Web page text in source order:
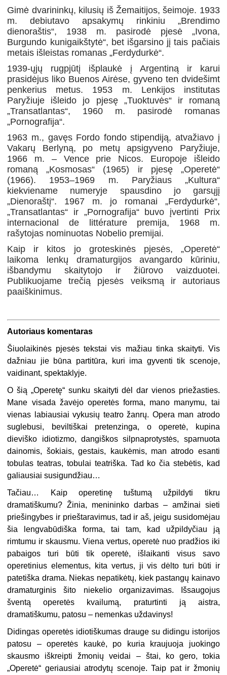
Gimė dvarininkų, kilusių iš Žemaitijos, šeimoje. 1933
m. debiutavo apsakymų rinkiniu „Brendimo
dienoraštis“, 1938 m. pasirodė pjesė „Ivona,
Burgundo kunigaikštytė“, bet išgarsino jį tais pačiais
metais išleistas romanas „Ferdydurkė“.
1939‑ųjų rugpjūtį išplaukė į Argentiną ir karui
prasidėjus liko Buenos Airėse, gyveno ten dvidešimt
penkerius metus. 1953 m. Lenkijos institutas
Paryžiuje išleido jo pjesę „Tuoktuvės“ ir romaną
„Transatlantas“, 1960 m. pasirodė romanas
„Pornografija“.
1963 m., gavęs Fordo fondo stipendiją, atvažiavo į
Vakarų Berlyną, po metų apsigyveno Paryžiuje,
1966 m. – Vence prie Nicos. Europoje išleido
romaną „Kosmosas“ (1965) ir pjesę „Operetė“
(1966). 1953–1969 m. Paryžiaus „Kultura“
kiekviename numeryje spausdino jo garsųjį
„Dienoraštį“. 1967 m. jo romanai „Ferdydurkė“,
„Transatlantas“ ir „Pornografija“ buvo įvertinti Prix
internacional de littérature premija, 1968 m.
rašytojas nominuotas Nobelio premijai.
Kaip ir kitos jo groteskinės pjesės, „Operetė“
laikoma lenkų dramaturgijos avangardo kūriniu,
išbandymu skaitytojo ir žiūrovo vaizduotei.
Publikuojame trečią pjesės veiksmą ir autoriaus
paaiškinimus.
Autoriaus komentaras
Šiuolaikinės pjesės tekstai vis mažiau tinka skaityti. Vis
dažniau jie būna partitūra, kuri ima gyventi tik scenoje,
vaidinant, spektaklyje.
O šią „Operetę“ sunku skaityti dėl dar vienos priežasties.
Mane visada žavėjo operetės forma, mano manymu, tai
vienas labiausiai vykusių teatro žanrų. Opera man atrodo
suglebusi, beviltiškai pretenzinga, o operetė, kupina
dieviško idiotizmo, dangiškos silpnaprotystės, sparnuota
dainomis, šokiais, gestais, kaukėmis, man atrodo esanti
tobulas teatras, tobulai teatriška. Tad ko čia stebėtis, kad
galiausiai susigundžiau…
Tačiau… Kaip operetinę tuštumą užpildyti tikru
dramatiškumu? Žinia, menininko darbas – amžinai sieti
priešingybes ir prieštaravimus, tad ir aš, jeigu susidomėjau
šia lengvabūdiška forma, tai tam, kad užpildyčiau ją
rimtumu ir skausmu. Viena vertus, operetė nuo pradžios iki
pabaigos turi būti tik operetė, išlaikanti visus savo
operetinius elementus, kita vertus, ji vis dėlto turi būti ir
patetiška drama. Niekas nepatikėtų, kiek pastangų kainavo
dramaturginis šito niekelio organizavimas. Išsaugojus
šventą operetės kvailumą, praturtinti ją aistra,
dramatiškumu, patosu – nemenkas uždavinys!
Didingas operetės idiotiškumas drauge su didingu istorijos
patosu – operetės kaukė, po kuria kraujuoja juokingo
skausmo iškreipti žmonių veidai – štai, ko gero, tokia
„Operetė“ geriausiai atrodytų scenoje. Taip pat ir žmonių